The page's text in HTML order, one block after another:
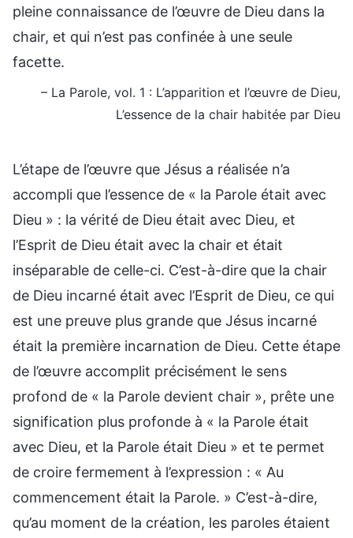
pleine connaissance de l’œuvre de Dieu dans la
chair, et qui n’est pas confinée à une seule
facette.
– La Parole, vol. 1 : L’apparition et l’œuvre de Dieu,
L’essence de la chair habitée par Dieu
L’étape de l’œuvre que Jésus a réalisée n’a
accompli que l’essence de « la Parole était avec
Dieu » : la vérité de Dieu était avec Dieu, et
l’Esprit de Dieu était avec la chair et était
inséparable de celle-ci. C’est-à-dire que la chair
de Dieu incarné était avec l’Esprit de Dieu, ce qui
est une preuve plus grande que Jésus incarné
était la première incarnation de Dieu. Cette étape
de l’œuvre accomplit précisément le sens
profond de « la Parole devient chair », prête une
signification plus profonde à « la Parole était
avec Dieu, et la Parole était Dieu » et te permet
de croire fermement à l’expression : « Au
commencement était la Parole. » C’est-à-dire,
qu’au moment de la création, les paroles étaient